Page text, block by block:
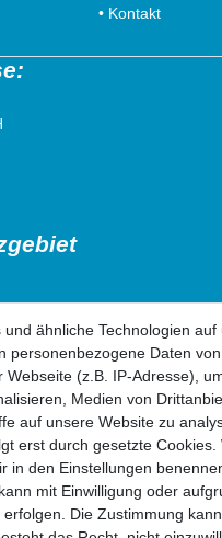
• Kontakt
ähnliche Technologien auf
personenbezogene Daten von
Webseite (z.B. IP-Adresse),
Medien von
auf unsere Website zu
erst durch gesetzte Cookies.
in den Einstellungen
mit Einwilligung oder
Die Zustimmung